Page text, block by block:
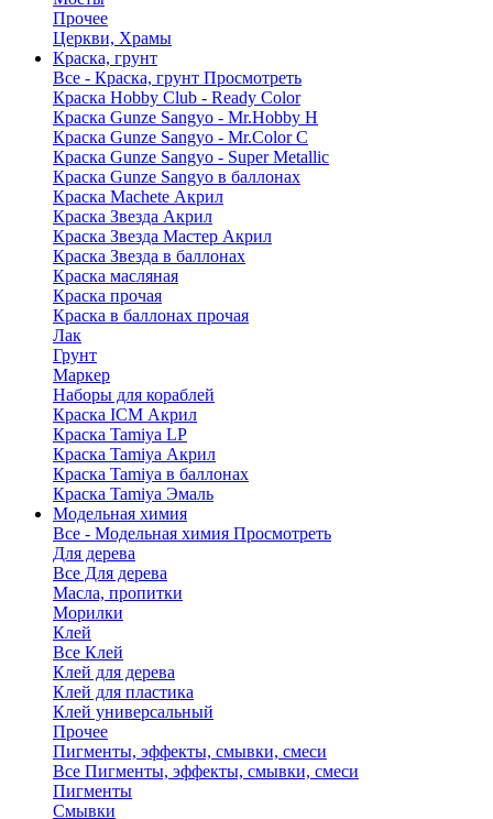
Прочее
Церкви, Храмы
Краска, грунт
Все - Краска, грунт Просмотреть
Краска Hobby Club - Ready Color
Краска Gunze Sangyo - Mr.Hobby H
Краска Gunze Sangyo - Mr.Color C
Краска Gunze Sangyo - Super Metallic
Краска Gunze Sangyo в баллонах
Краска Machete Акрил
Краска Звезда Акрил
Краска Звезда Мастер Акрил
Краска Звезда в баллонах
Краска масляная
Краска прочая
Краска в баллонах прочая
Лак
Грунт
Маркер
Наборы для кораблей
Краска ICM Акрил
Краска Tamiya LP
Краска Tamiya Акрил
Краска Tamiya в баллонах
Краска Tamiya Эмаль
Модельная химия
Все - Модельная химия Просмотреть
Для дерева
Все Для дерева
Масла, пропитки
Морилки
Клей
Все Клей
Клей для дерева
Клей для пластика
Клей универсальный
Прочее
Пигменты, эффекты, смывки, смеси
Все Пигменты, эффекты, смывки, смеси
Пигменты
Смывки